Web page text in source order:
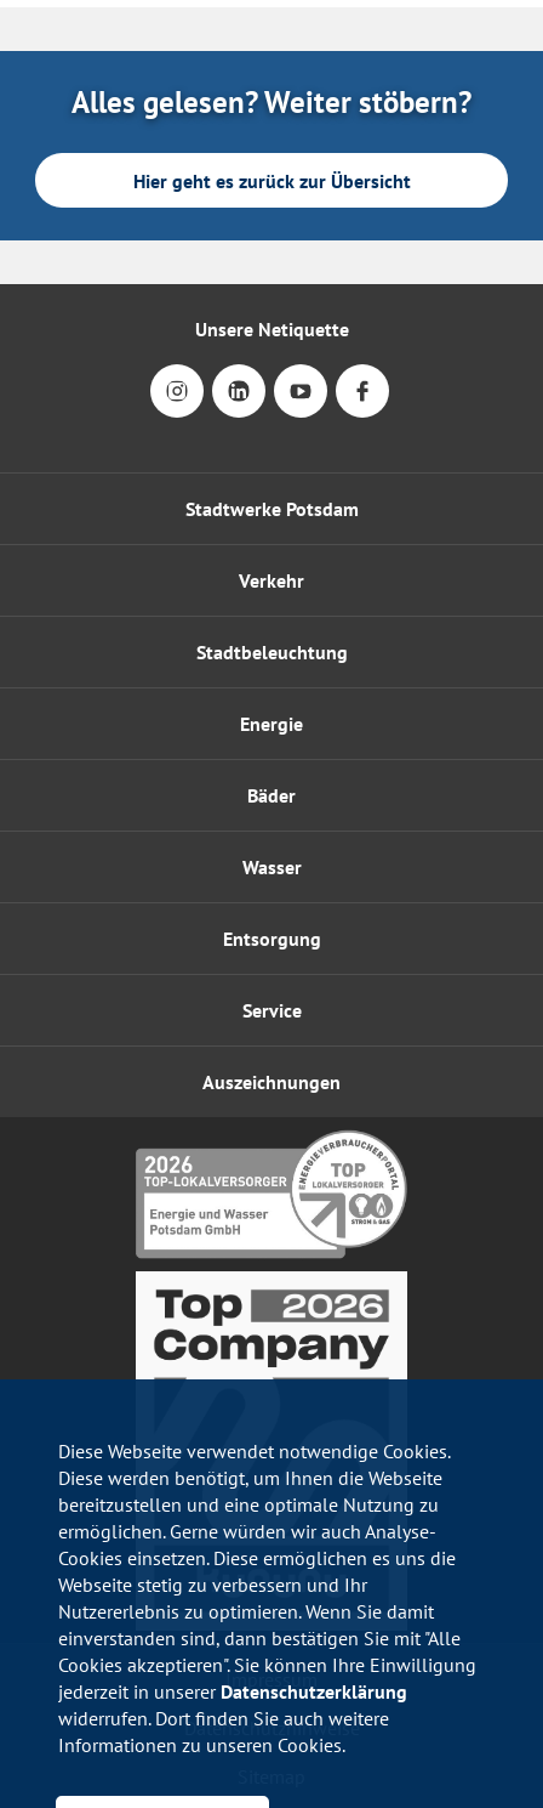
Alles gelesen? Weiter stöbern?
Hier geht es zurück zur Übersicht
Stadtwerke Potsdam
Energie
Wasser
Verkehr
Bäder
Entsorgung
Stadtbeleuchtung
Service
Auszeichnungen
Unsere Netiquette
Impressum
Datenschutzhinweise
Diese Webseite verwendet notwendige Cookies.
Diese werden benötigt, um Ihnen die Webseite
bereitzustellen und eine optimale Nutzung zu
ermöglichen. Gerne würden wir auch Analyse-
Cookies einsetzen. Diese ermöglichen es uns die
Webseite stetig zu verbessern und Ihr
Nutzererlebnis zu optimieren. Wenn Sie damit
einverstanden sind, dann bestätigen Sie mit "Alle
Cookies akzeptieren". Sie können Ihre Einwilligung
jederzeit in unserer Datenschutzerklärung
widerrufen. Dort finden Sie auch weitere
Informationen zu unseren Cookies.